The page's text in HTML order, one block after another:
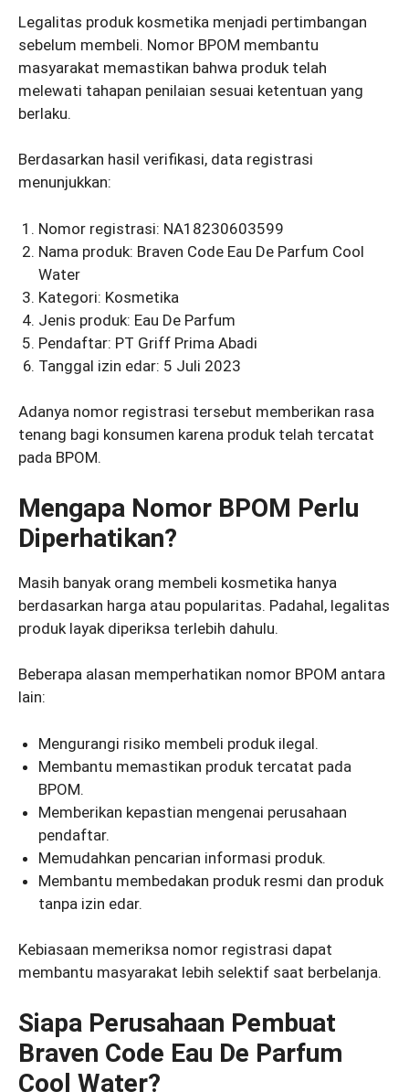
Legalitas produk kosmetika menjadi pertimbangan
sebelum membeli. Nomor BPOM membantu
masyarakat memastikan bahwa produk telah
melewati tahapan penilaian sesuai ketentuan yang
berlaku.
Berdasarkan hasil verifikasi, data registrasi
menunjukkan:
Nomor registrasi: NA18230603599
Nama produk: Braven Code Eau De Parfum Cool
Water
Kategori: Kosmetika
Jenis produk: Eau De Parfum
Pendaftar: PT Griff Prima Abadi
Tanggal izin edar: 5 Juli 2023
Adanya nomor registrasi tersebut memberikan rasa
tenang bagi konsumen karena produk telah tercatat
pada BPOM.
Mengapa Nomor BPOM Perlu
Diperhatikan?
Masih banyak orang membeli kosmetika hanya
berdasarkan harga atau popularitas. Padahal, legalitas
produk layak diperiksa terlebih dahulu.
Beberapa alasan memperhatikan nomor BPOM antara
lain:
Mengurangi risiko membeli produk ilegal.
Membantu memastikan produk tercatat pada
BPOM.
Memberikan kepastian mengenai perusahaan
pendaftar.
Memudahkan pencarian informasi produk.
Membantu membedakan produk resmi dan produk
tanpa izin edar.
Kebiasaan memeriksa nomor registrasi dapat
membantu masyarakat lebih selektif saat berbelanja.
Siapa Perusahaan Pembuat
Braven Code Eau De Parfum
Cool Water?